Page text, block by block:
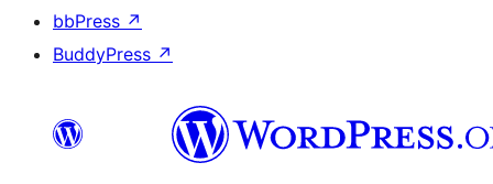
bbPress ↗
BuddyPress ↗